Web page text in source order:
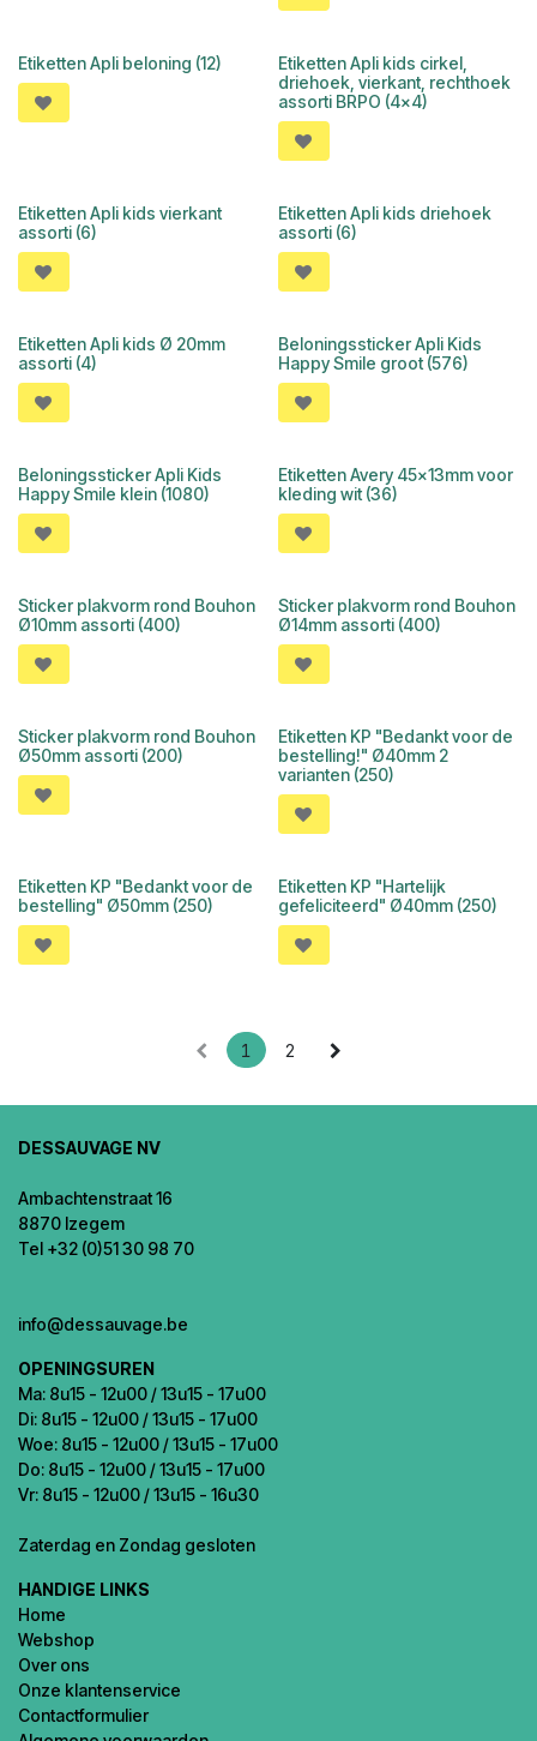
Etiketten Apli beloning (12)
Etiketten Apli kids cirkel,
driehoek, vierkant, rechthoek
assorti BRPO (4x4)
Etiketten Apli kids vierkant
assorti (6)
Etiketten Apli kids driehoek
assorti (6)
Etiketten Apli kids Ø 20mm
assorti (4)
Beloningssticker Apli Kids
Happy Smile groot (576)
Beloningssticker Apli Kids
Happy Smile klein (1080)
Etiketten Avery 45x13mm voor
kleding wit (36)
Sticker plakvorm rond Bouhon
Ø10mm assorti (400)
Sticker plakvorm rond Bouhon
Ø14mm assorti (400)
Sticker plakvorm rond Bouhon
Ø50mm assorti (200)
Etiketten KP "Bedankt voor de
bestelling!" Ø40mm 2
varianten (250)
Etiketten KP "Bedankt voor de
bestelling" Ø50mm (250)
Etiketten KP "Hartelijk
gefeliciteerd" Ø40mm (250)
1 2
DESSAUVAGE NV
Ambachtenstraat 16
8870 Izegem
Tel +32 (0)51 30 98 70
info@dessauvage.be
OPENINGSUREN
Ma: 8u15 - 12u00 / 13u15 - 17u00
Di: 8u15 - 12u00 / 13u15 - 17u00
Woe: 8u15 - 12u00 / 13u15 - 17u00
Do: 8u15 - 12u00 / 13u15 - 17u00
Vr: 8u15 - 12u00 / 13u15 - 16u30
Zaterdag en Zondag gesloten
HANDIGE LINKS
Home
Webshop
Over ons
Onze klantenservice
Contactformulier